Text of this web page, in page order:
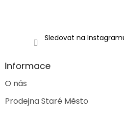
Sledovat na
Informace
O nás
Prodejna Staré Město